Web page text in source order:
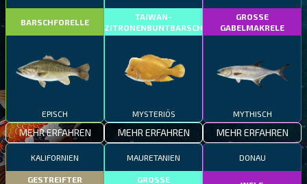
BARSCHFORELLE
EPISCH
MEHR ERFAHREN
TAIWAN-
ZITRONENBUNTBARSCH
MYSTERIÖS
MEHR ERFAHREN
GROSSE
GABELMAKRELE
MYTHISCH
MEHR ERFAHREN
KALIFORNIEN
GESTREIFTER
MAURETANIEN
GROSSE
DONAU